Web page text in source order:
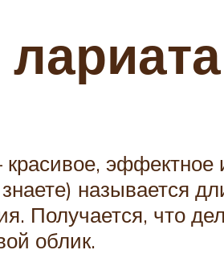
эффектное
называется
Получается, что
облик.